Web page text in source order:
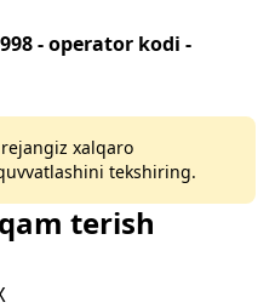
- operator kodi -
xalqaro
tekshiring.
terish